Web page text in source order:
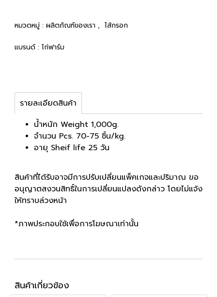
หมวดหมู่ : ผลิตภัณฑ์ของเรา , ไส้กรอก
แบรนด์ : ไก่ฟาร์ม
รายละเอียดสินค้า
น้ำหนัก Weight 1,000g.
จำนวน Pcs. 70-75 ชิ้น/kg.
อายุ Sheif life 25 วัน
สินค้าที่ได้รับอาจมีการปรับเปลี่ยนแพ็คเกจและปริมาณ ขอ
อนุญาตสงวนสิทธิ์ในการเปลี่ยนแปลงดังกล่าว โดยไม่แจ้ง
ให้ทราบล่วงหน้า
*ภาพประกอบใช้เพื่อการโฆษณาเท่านั้น
สินค้าเกี่ยวข้อง